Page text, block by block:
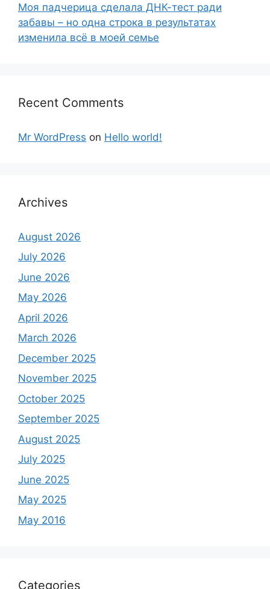
Моя падчерица сделала ДНК-тест ради
забавы – но одна строка в результатах
изменила всё в моей семье
Recent Comments
Mr WordPress on Hello world!
Archives
August 2026
July 2026
June 2026
May 2026
April 2026
March 2026
December 2025
November 2025
October 2025
September 2025
August 2025
July 2025
June 2025
May 2025
May 2016
Categories